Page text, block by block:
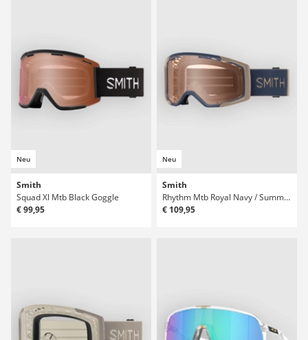
Neu
Smith
Squad Xl Mtb Black Goggle
€ 99,95
Neu
Smith
Rhythm Mtb Royal Navy / Summit Goggle
€ 109,95